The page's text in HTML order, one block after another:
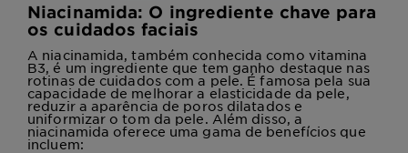
Niacinamida: O ingrediente chave para
os cuidados faciais
A niacinamida, também conhecida como vitamina
B3, é um ingrediente que tem ganho destaque nas
rotinas de cuidados com a pele. É famosa pela sua
capacidade de melhorar a elasticidade da pele,
reduzir a aparência de poros dilatados e
uniformizar o tom da pele. Além disso, a
niacinamida oferece uma gama de benefícios que
incluem: